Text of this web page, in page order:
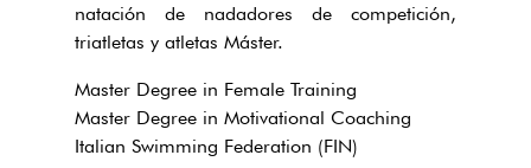
natación de nadadores de competición,
triatletas y atletas Máster.
Master Degree in Female Training
Master Degree in Motivational Coaching
Italian Swimming Federation (FIN)